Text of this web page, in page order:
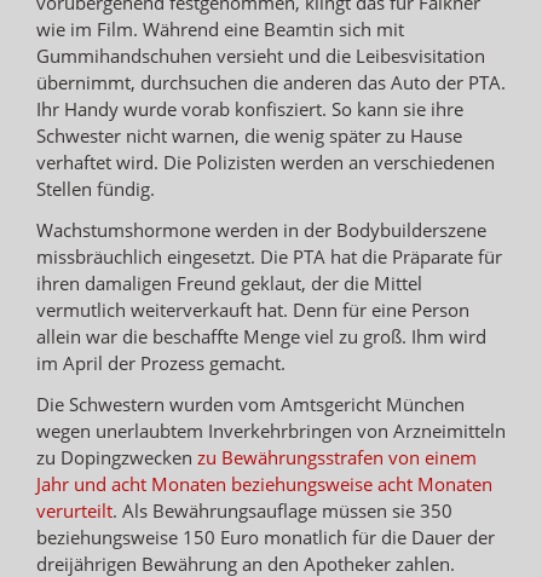
wie im Film. Während eine Beamtin sich mit
Gummihandschuhen versieht und die Leibesvisitation
übernimmt, durchsuchen die anderen das Auto der PTA.
Ihr Handy wurde vorab konfisziert. So kann sie ihre
Schwester nicht warnen, die wenig später zu Hause
verhaftet wird. Die Polizisten werden an verschiedenen
Stellen fündig.
Wachstumshormone werden in der Bodybuilderszene
missbräuchlich eingesetzt. Die PTA hat die Präparate für
ihren damaligen Freund geklaut, der die Mittel
vermutlich weiterverkauft hat. Denn für eine Person
allein war die beschaffte Menge viel zu groß. Ihm wird
im April der Prozess gemacht.
Die Schwestern wurden vom Amtsgericht München
wegen unerlaubtem Inverkehrbringen von Arzneimitteln
zu Dopingzwecken zu Bewährungsstrafen von einem
Jahr und acht Monaten beziehungsweise acht Monaten
verurteilt. Als Bewährungsauflage müssen sie 350
beziehungsweise 150 Euro monatlich für die Dauer der
dreijährigen Bewährung an den Apotheker zahlen.